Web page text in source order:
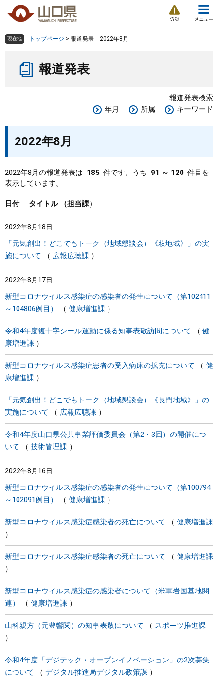
の
ー
メ
組織で探す
Other Languages
くらし・環境
教育・文化・スポーツ
しごと・産業・観光
県政情報
現在地 トップページ > 報道発表 2022年8月
報道発表
報道発表検索
年月
所属 キーワード
2022年8月
2022年8月の報道発表は 185 件です。うち 91 ～ 120 件目を
表示しています。
日付 タイトル 担当課
2022年8月18日
「元気創出！どこでもトーク（地域懇談会）《萩地域》」の実
施について
広報広聴課
2022年8月17日
新型コロナウイルス感染症の感染者の発生について（第102411
～104806例目）
健康増進課
令和4年度複十字シール運動に係る知事表敬訪問について
健
康増進課
新型コロナウイルス感染症患者の受入病床の拡充について
健
康増進課
「元気創出！どこでもトーク（地域懇談会）《長門地域》」の
実施について
広報広聴課
令和4年度山口県公共事業評価委員会（第2・3回）の開催につ
いて
技術管理課
2022年8月16日
新型コロナウイルス感染症の感染者の発生について（第100794
～102091例目）
健康増進課
新型コロナウイルス感染症感染者の死亡について 健康増進課
新型コロナウイルス感染症感染者の死亡について 健康増進課
新型コロナウイルス感染症の感染者について（米軍岩国基地関
連）
健康増進課
山科親方（元豊響関）の知事表敬について スポーツ推進課
令和4年度「デジテック・オープンイノベーション」の2次募集
について
デジタル推進局デジタル政策課